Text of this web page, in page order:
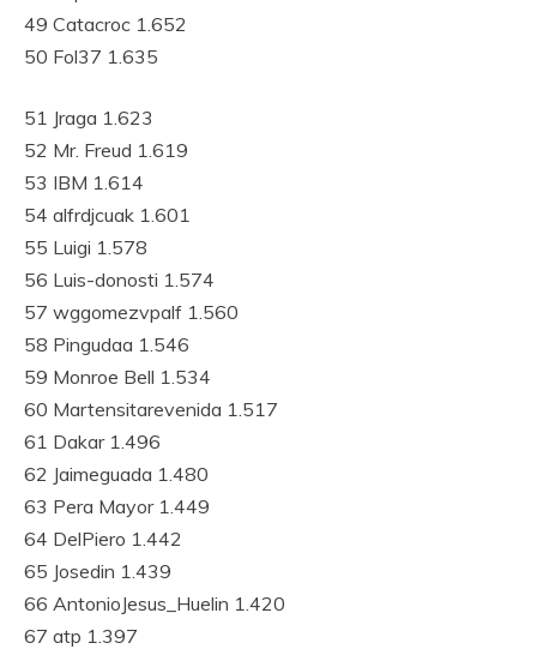
49 Catacroc 1.652
50 Fol37 1.635
51 Jraga 1.623
52 Mr. Freud 1.619
53 IBM 1.614
54 alfrdjcuak 1.601
55 Luigi 1.578
56 Luis-donosti 1.574
57 wggomezvpalf 1.560
58 Pingudaa 1.546
59 Monroe Bell 1.534
60 Martensitarevenida 1.517
61 Dakar 1.496
62 Jaimeguada 1.480
63 Pera Mayor 1.449
64 DelPiero 1.442
65 Josedin 1.439
66 AntonioJesus_Huelin 1.420
67 atp 1.397